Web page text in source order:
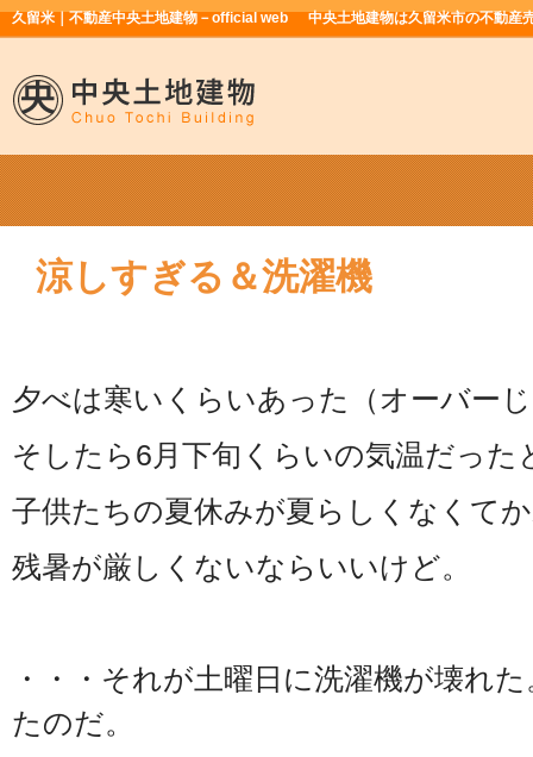
久留米｜不動産中央土地建物－official web 中央土地建物は久留米市の不動産
涼しすぎる＆洗濯機
夕べは寒いくらいあった（オーバー
そしたら6月下旬くらいの気温だった
子供たちの夏休みが夏らしくなくて
残暑が厳しくないならいいけど。
・・・それが土曜日に洗濯機が壊れ
たのだ。